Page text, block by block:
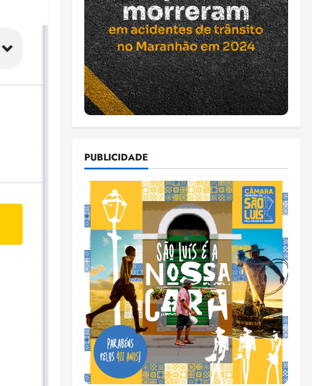
PUBLICIDADE